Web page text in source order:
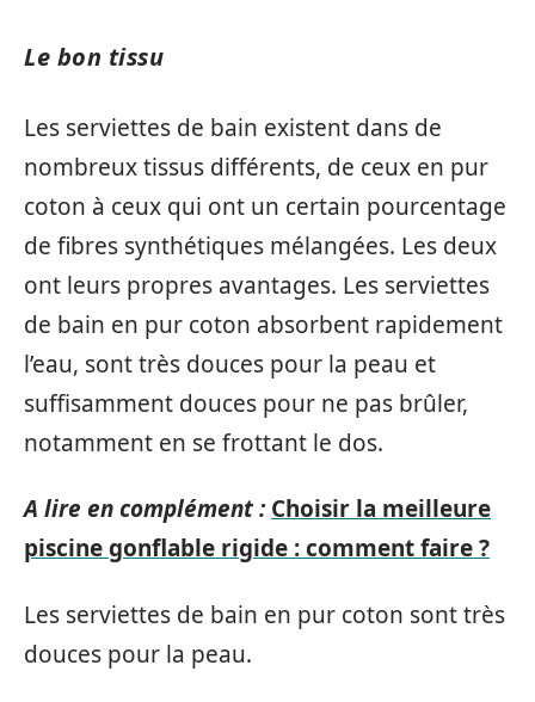
Le bon tissu
Les serviettes de bain existent dans de
nombreux tissus différents, de ceux en pur
coton à ceux qui ont un certain pourcentage
de fibres synthétiques mélangées. Les deux
ont leurs propres avantages. Les serviettes
de bain en pur coton absorbent rapidement
l’eau, sont très douces pour la peau et
suffisamment douces pour ne pas brûler,
notamment en se frottant le dos.
A lire en complément : Choisir la meilleure
piscine gonflable rigide : comment faire ?
Les serviettes de bain en pur coton sont très
douces pour la peau.